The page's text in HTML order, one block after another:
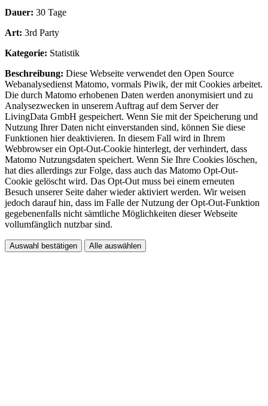
Dauer: 30 Tage
Art: 3rd Party
Kategorie: Statistik
Beschreibung: Diese Webseite verwendet den Open Source
Webanalysedienst Matomo, vormals Piwik, der mit Cookies arbeitet.
Die durch Matomo erhobenen Daten werden anonymisiert und zu
Analysezwecken in unserem Auftrag auf dem Server der
LivingData GmbH gespeichert. Wenn Sie mit der Speicherung und
Nutzung Ihrer Daten nicht einverstanden sind, können Sie diese
Funktionen hier deaktivieren. In diesem Fall wird in Ihrem
Webbrowser ein Opt-Out-Cookie hinterlegt, der verhindert, dass
Matomo Nutzungsdaten speichert. Wenn Sie Ihre Cookies löschen,
hat dies allerdings zur Folge, dass auch das Matomo Opt-Out-
Cookie gelöscht wird. Das Opt-Out muss bei einem erneuten
Besuch unserer Seite daher wieder aktiviert werden. Wir weisen
jedoch darauf hin, dass im Falle der Nutzung der Opt-Out-Funktion
gegebenenfalls nicht sämtliche Möglichkeiten dieser Webseite
vollumfänglich nutzbar sind.
Auswahl bestätigen Alle auswählen